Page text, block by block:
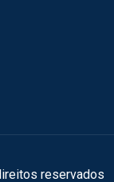
reservados